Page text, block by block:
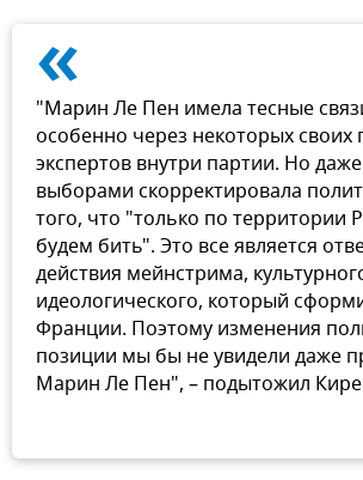
«
"Марин Ле Пен имела тесные
особенно через некоторых своих
экспертов внутри партии. Но
выборами скорректировала
того, что "только по территории
будем бить". Это все является
действия мейнстрима,
идеологического, который
Франции. Поэтому изменения
позиции мы бы не увидели даже
Марин Ле Пен", – подытожил